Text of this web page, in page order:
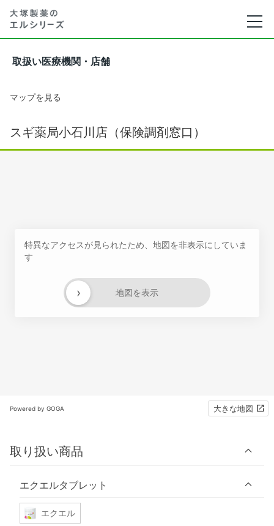
取扱い医療機関・店舗
マップを見る
スギ薬局小石川店（保険調剤窓口）
特異なアクセスが見られたため、地図を非表示にしていま
す
地図を表示
›
Powered by GOGA 大きな地図
取り扱い商品
エクエルタブレット
エクエル